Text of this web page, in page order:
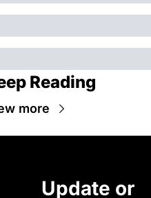
Reading
more
Update or